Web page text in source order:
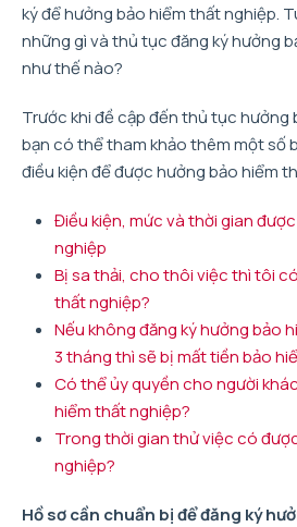
ký để hưởng bảo hiểm thất nghiệp.
những gì và thủ tục đăng ký hưởng
như thế nào?
Trước khi đề cập đến thủ tục hưởng
bạn có thể tham khảo thêm một số
điều kiện để được hưởng bảo hiểm
Điều kiện, mức và thời gian
nghiệp
Bị sa thải, cho thôi việc thì tôi
thất nghiệp?
Nếu không đăng ký hưởng bảo
3 tháng thì sẽ bị mất tiền bảo
Có thể ủy quyền cho người
hiểm thất nghiệp?
Trong thời gian thử việc có
nghiệp?
Hồ sơ cần chuẩn bị để đăng ký